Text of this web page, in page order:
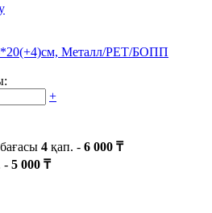
Металл/PET/БОПП
+
4 қап. - 6 000 ₸
- 5 000 ₸